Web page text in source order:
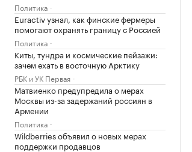
Политика
Euractiv узнал, как финские фермеры
помогают охранять границу с Россией
Политика
Киты, тундра и космические пейзажи:
зачем ехать в восточную Арктику
РБК и УК Первая
Матвиенко предупредила о мерах
Москвы из-за задержаний россиян в
Армении
Политика
Wildberries объявил о новых мерах
поддержки продавцов